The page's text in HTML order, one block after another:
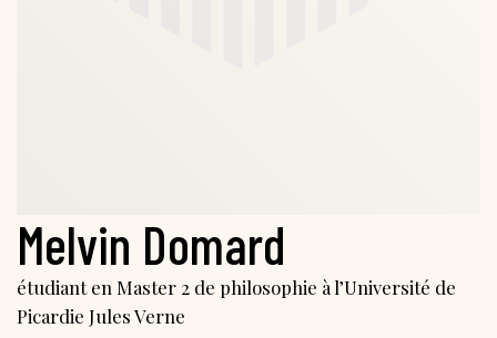
Melvin Domard
étudiant en Master 2 de philosophie à l’Université de
Picardie Jules Verne